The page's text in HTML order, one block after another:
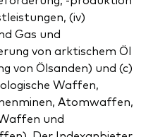
(iv)
Gas und
von arktischem Öl
von Ölsanden) und (c)
Waffen,
Atomwaffen,
und